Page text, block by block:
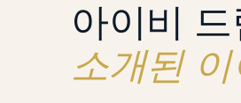
아이비 드
소개된